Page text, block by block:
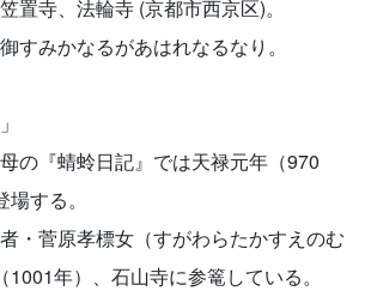
置寺、法輪寺 (京都市西京区)。
すみかなるがあはれなるなり。
の『蜻蛉日記』では天禄元年（970
する。
・菅原孝標女（すがわらたかすえのむ
年）、石山寺に参篭している。